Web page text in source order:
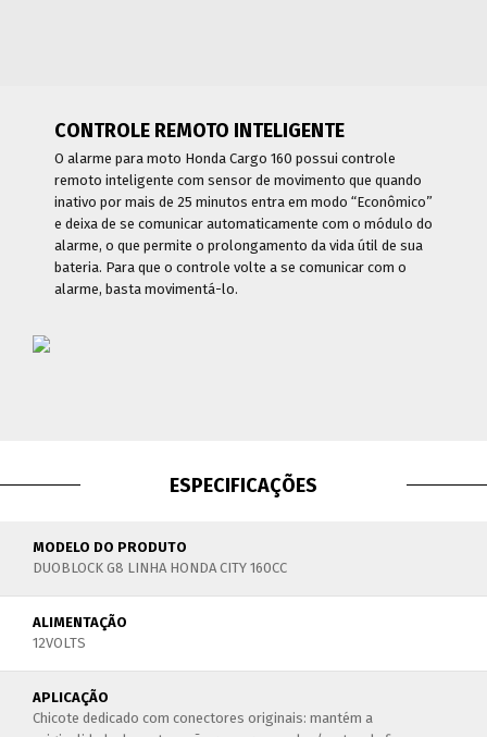
CONTROLE REMOTO INTELIGENTE
O alarme para moto Honda Cargo 160 possui controle
remoto inteligente com sensor de movimento que quando
inativo por mais de 25 minutos entra em modo “Econômico”
e deixa de se comunicar automaticamente com o módulo do
alarme, o que permite o prolongamento da vida útil de sua
bateria. Para que o controle volte a se comunicar com o
alarme, basta movimentá-lo.
ESPECIFICAÇÕES
MODELO DO PRODUTO
DUOBLOCK G8 LINHA HONDA CITY 160CC
ALIMENTAÇÃO
12VOLTS
APLICAÇÃO
Chicote dedicado com conectores originais: mantém a